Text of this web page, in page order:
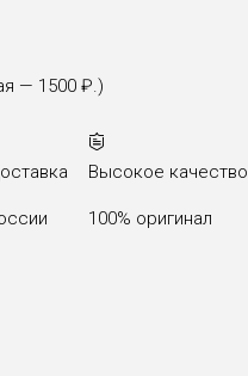
— 1500 ₽.)
Высокое качество
100% оригинал